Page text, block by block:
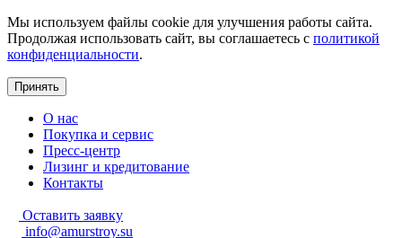
Мы используем файлы cookie для улучшения работы сайта.
Продолжая использовать сайт, вы соглашаетесь с политикой
конфиденциальности.
Принять
О нас
Покупка и сервис
Пресс-центр
Лизинг и кредитование
Контакты
Оставить заявку
info@amurstroy.su